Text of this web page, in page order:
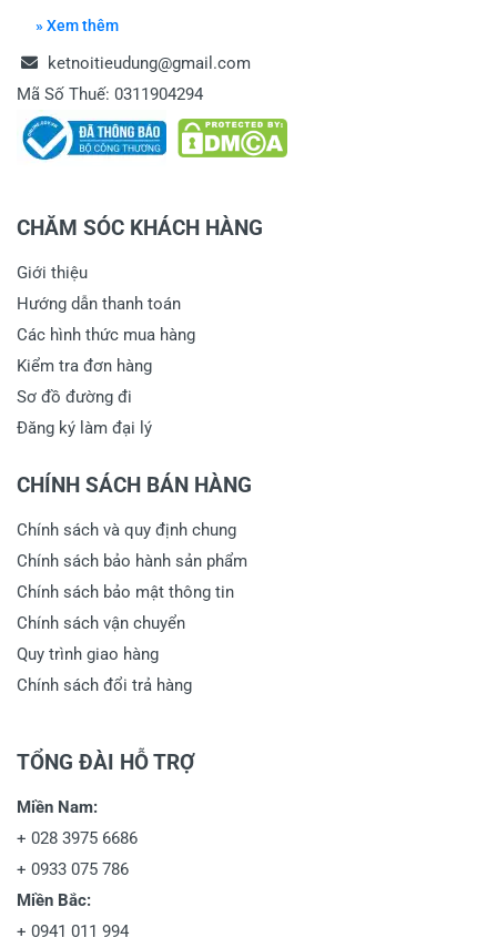
» Xem thêm
ketnoitieudung@gmail.com
Mã Số Thuế: 0311904294
CHĂM SÓC KHÁCH HÀNG
Giới thiệu
Hướng dẫn thanh toán
Các hình thức mua hàng
Kiểm tra đơn hàng
Sơ đồ đường đi
Đăng ký làm đại lý
CHÍNH SÁCH BÁN HÀNG
Chính sách và quy định chung
Chính sách bảo hành sản phẩm
Chính sách bảo mật thông tin
Chính sách vận chuyển
Quy trình giao hàng
Chính sách đổi trả hàng
TỔNG ĐÀI HỖ TRỢ
Miền Nam:
+ 028 3975 6686
+ 0933 075 786
Miền Bắc:
+ 0941 011 994